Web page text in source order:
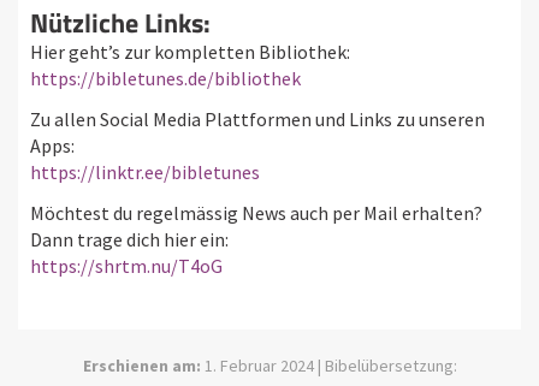
Nützliche Links:
Hier geht’s zur kompletten Bibliothek:
https://bibletunes.de/bibliothek
Zu allen Social Media Plattformen und Links zu unseren
Apps:
https://linktr.ee/bibletunes
Möchtest du regelmässig News auch per Mail erhalten?
Dann trage dich hier ein:
https://shrtm.nu/T4oG
Erschienen am: 1. Februar 2024 | Bibelübersetzung: